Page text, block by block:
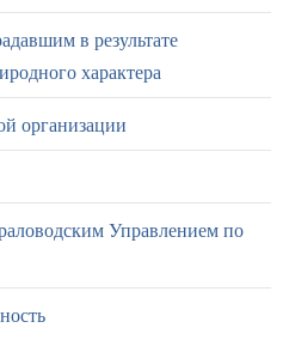
в результате
характера
организации
Управлением по